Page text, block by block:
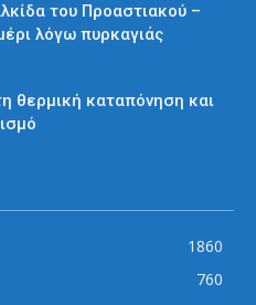
του Προαστιακού –
λόγω πυρκαγιάς
θερμική καταπόνηση και
1860
760